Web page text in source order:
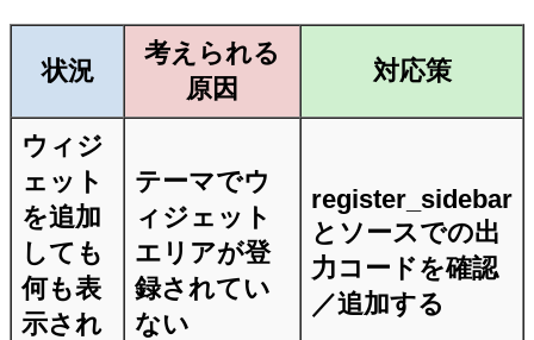
状況
考えられる
原因
対応策
ウィジ
ェット
を追加
しても
何も表
示され
テーマでウ
ィジェット
エリアが登
録されてい
ない
register_sidebar
とソースでの出
力コードを確認
／追加する